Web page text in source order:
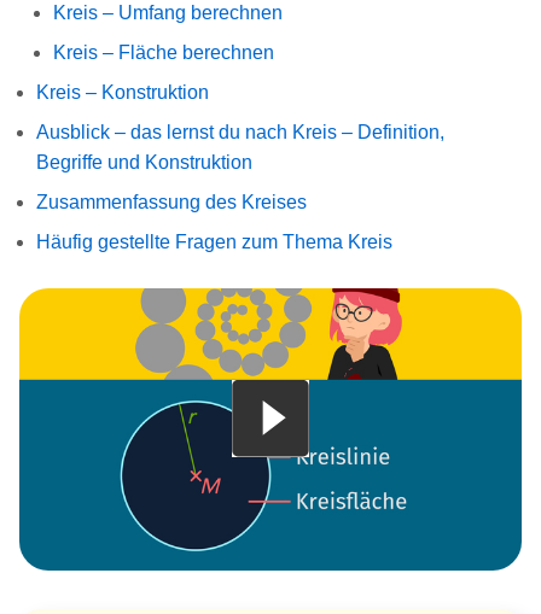
Kreis – Umfang berechnen
Kreis – Fläche berechnen
Kreis – Konstruktion
Ausblick – das lernst du nach Kreis – Definition,
Begriffe und Konstruktion
Zusammenfassung des Kreises
Häufig gestellte Fragen zum Thema Kreis